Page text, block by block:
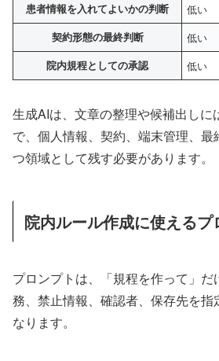
患者情報を入れてよいかの判断 低い
契約形態の最終判断 低い
院内規程としての承認 低い
生成AIは、文章の整理や候補出しに
で、個人情報、契約、端末管理、
つ領域として残す必要があります。
院内ルール作成に使えるプ
プロンプトは、「規程を作って」だ
務、禁止情報、確認者、保存先を指
なります。